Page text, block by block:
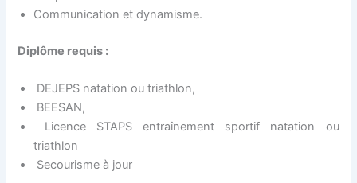
Communication et dynamisme.
Diplôme requis :
DEJEPS natation ou triathlon,
BEESAN,
Licence STAPS entraînement sportif natation ou
triathlon
Secourisme à jour